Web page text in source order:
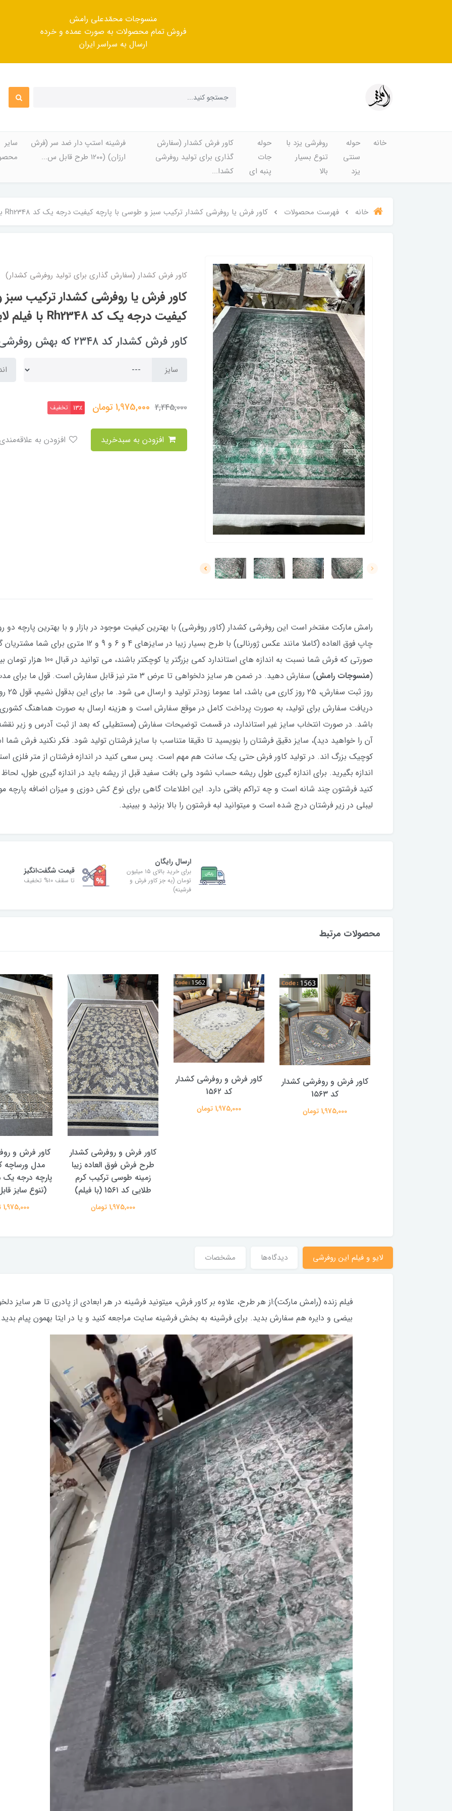
منسوجات محمّدعلی رامش
فروش تمام محصولات به صورت عمده و خرده
ارسال به سراسر ایران
خانه
حوله
سنتی
یزد
روفرشی یزد با
تنوع بسیار
بالا
حوله
جات
پنبه ای
کاور فرش کشدار (سفارش
گذاری برای تولید روفرشی
کشدا...
فرشینه استپ دار ضد سر (فرش
ارزان) (۱۲۰۰ طرح قابل س...
سایر
خانه فهرست محصولات کاور فرش یا روفرشی کشدار ترکیب سبز و طوسی با پارچه کیفیت درجه یک کد Rh2348 با فیلم لایو
کاور فرش کشدار (سفارش گذاری برای تولید روفرشی کشدار)
کاور فرش یا روفرشی کشدار ترکیب
کیفیت درجه یک کد Rh2348 با فیلم لایو
کاور فرش کشدار کد ۲۳۴۸ که بهش روفرشی کشدار هم می گند
سایز
2,245,000
1,975,000تومان 13٪ تخفیف
رامش مارکت مفتخر است این روفرشی کشدار (کاور روفرشی) با بهترین کیفیت موجود در بازار و با بهترین پارچه دو
چاپ فوق العاده (کاملا مانند عکس ژورنالی) با طرح
صورتی که فرش شما نسبت به اندازه
(منسوجات رامش
) سفارش دهید. در ضمن هر سایز دلخواهی تا عرض ۳ متر نیز قابل
دریافت سفارش برای تولید، به صورت پرداخت کامل در موقع سفارش است و هزینه ارسال به صورت هماهنگ
باشد. در صورت انتخاب سایز غیر استاندارد، در قسمت توضیحات سفارش (مستطیلی که بعد از ثبت آدرس و زیر
آن را خواهید دید)، سایز دقیق فرشتان را بنویسید تا دقیقا متناسب با سایز فرشتان تولید شود. فکر نکنید فرش
کوچیک بزرگ اند. در تولید کاور فرش حتی یک سانت هم مهم است. پس سعی کنید در اندازه فرشتان از متر
اندازه بگیرید. برای اندازه گیری طول ریشه حساب نشود ولی بافت سفید قبل از ریشه باید در اندازه گیری طول،
کنید فرشتون چند شانه است و چه تراکم بافتی دارد. این اطلاعات گاهی برای نوع کش دوزی و میزان اضافه پارچه
لیبلی در زیر فرشتان درج شده است و میتوانید لبه فرشتون را بالا بزنید و ببینید.
ارسال رایگان
برای خرید بالای ۱۵ میلیون
تومان (به جز کاور فرش و
فرشینه)
قیمت شگفت‌انگیز
تا سقف ۱۰% تخفیف
محصولات مرتبط
کاور فرش و روفرشی کشدار
کد 1۵۶۳
1,975,000 تومان
کاور فرش و روفرشی کشدار
کد 1۵۶۲
1,975,000 تومان
کاور فرش و روفرشی کشدار
طرح فرش فوق العاده زیبا
زمینه طوسی ترکیب کرم
طلایی کد 1۵۶۱ (با فیلم)
1,975,000 تومان
کاور فرش و
پارچه درجه
(تنوع سایز
1,975,000 تومان
لایو و فیلم این روفرشی دیدگاه‌ها مشخصات
بیضی و دایره هم سفارش بدید. برای فرشینه به بخش فرشینه سایت مراجعه کنید و یا در ایتا بهمون پیام